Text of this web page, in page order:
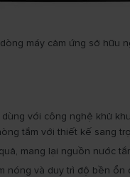
máy cảm ứng sở hữu
với công nghệ khử
tắm với thiết kế sang
mang lại nguồn nước
nóng và duy trì độ bền ổn